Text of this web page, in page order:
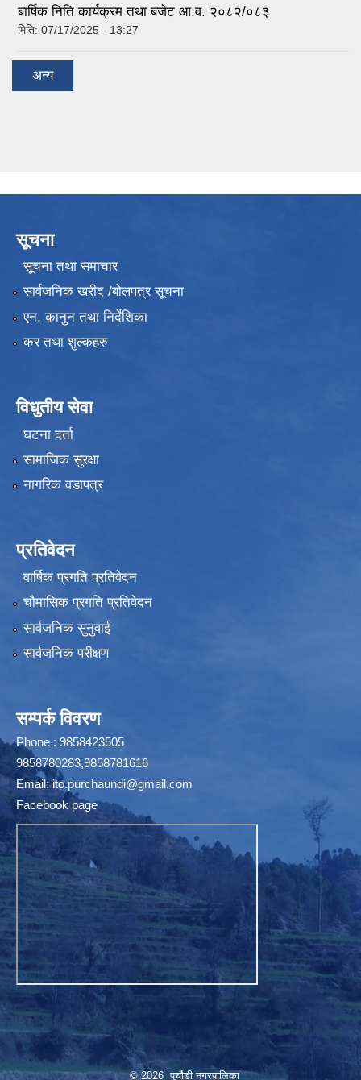
बार्षिक निति कार्यक्रम तथा बजेट आ.व. २०८२/०८३
मिति: 07/17/2025 - 13:27
अन्य
सूचना
सूचना तथा समाचार
सार्वजनिक खरीद /बोलपत्र सूचना
एन, कानुन तथा निर्देशिका
कर तथा शुल्कहरु
विधुतीय सेवा
घटना दर्ता
सामाजिक सुरक्षा
नागरिक वडापत्र
प्रतिवेदन
वार्षिक प्रगति प्रतिवेदन
चौमासिक प्रगति प्रतिवेदन
सार्वजनिक सुनुवाई
सार्वजनिक परीक्षण
सम्पर्क विवरण
Phone : 9858423505
9858780283,9858781616
Email:ito.purchaundi@gmail.com
Facebook page
© 2026 पुर्चौडी नगरपालिका